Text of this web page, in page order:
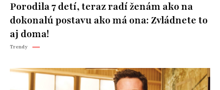
Porodila 7 detí, teraz radí ženám ako na
dokonalú postavu ako má ona: Zvládnete to
aj doma!
Trendy